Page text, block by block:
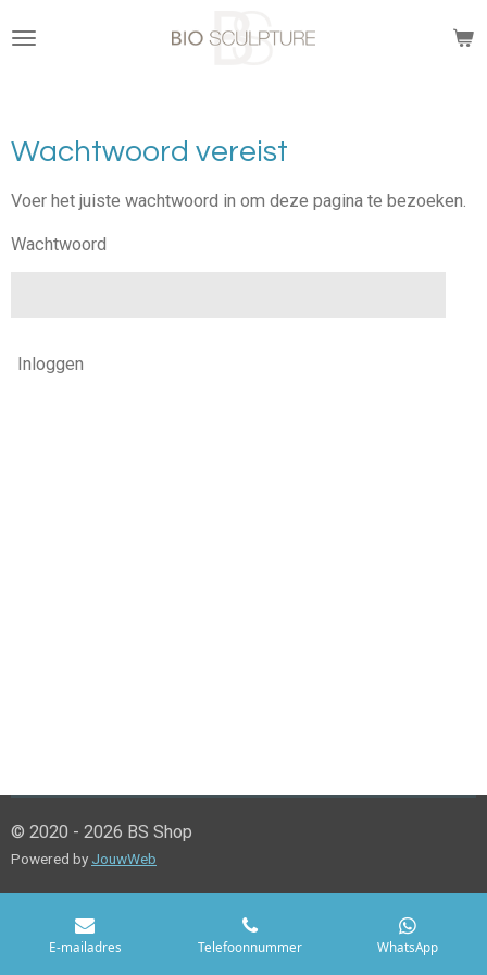
direct
Wachtwoord vereist
Voer het juiste wachtwoord in om deze pagina te bezoeken.
Wachtwoord
Inloggen
© 2020 - 2026 BS Shop
Powered by JouwWeb
E-mailadres Telefoonnummer WhatsApp